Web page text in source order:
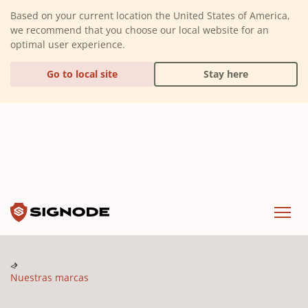
Based on your current location the United States of America,
we recommend that you choose our local website for an
optimal user experience.
Go to local site Stay here
Nuestras marcas